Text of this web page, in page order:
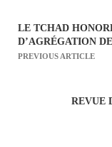
N
a
LE TCHAD
D’AGRÉGATION
PREVIOUS ARTICLE
REVUE